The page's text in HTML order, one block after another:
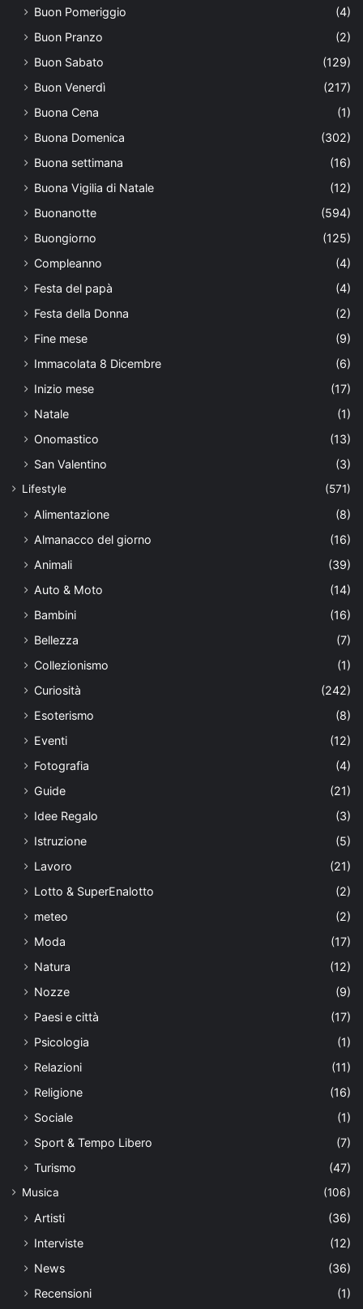
Buon Pomeriggio
(4)
Buon Pranzo
(2)
Buon Sabato
(129)
Buon Venerdì
(217)
Buona Cena
(1)
Buona Domenica
(302)
Buona settimana
(16)
Buona Vigilia di Natale
(12)
Buonanotte
(594)
Buongiorno
(125)
Compleanno
(4)
Festa del papà
(4)
Festa della Donna
(2)
Fine mese
(9)
Immacolata 8 Dicembre
(6)
Inizio mese
(17)
Natale
(1)
Onomastico
(13)
San Valentino
(3)
Lifestyle (571)
Alimentazione
(8)
Almanacco del giorno
(16)
Animali
(39)
Auto & Moto
(14)
Bambini
(16)
Bellezza
(7)
Collezionismo
(1)
Curiosità
(242)
Esoterismo
(8)
Eventi
(12)
Fotografia
(4)
Guide
(21)
Idee Regalo
(3)
Istruzione
(5)
Lavoro
(21)
Lotto & SuperEnalotto
(2)
meteo
(2)
Moda
(17)
Natura
(12)
Nozze
(9)
Paesi e città
(17)
Psicologia
(1)
Relazioni
(11)
Religione
(16)
Sociale
(1)
Sport & Tempo Libero
(7)
Turismo
(47)
Musica (106)
Artisti
(36)
Interviste
(12)
News
(36)
Recensioni
(1)